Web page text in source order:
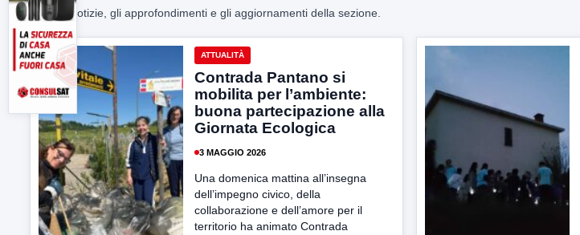
Tutte le notizie, gli approfondimenti e gli aggiornamenti della sezione.
ATTUALITÀ
Contrada Pantano si
mobilita per l’ambiente:
buona partecipazione alla
Giornata Ecologica
3 MAGGIO 2026
Una domenica mattina all’insegna
dell’impegno civico, della
collaborazione e dell’amore per il
territorio ha animato Contrada